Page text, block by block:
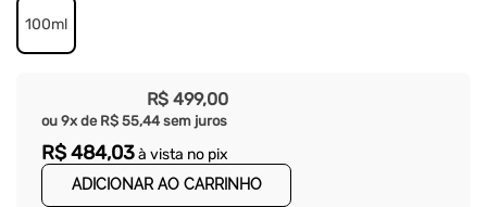
100ml
R$ 499,00
ou 9x de R$ 55,44 sem juros
R$484,03à vista no pix
ADICIONAR AO CARRINHO